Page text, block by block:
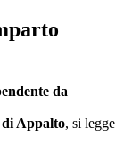
da
di Appalto, si legge